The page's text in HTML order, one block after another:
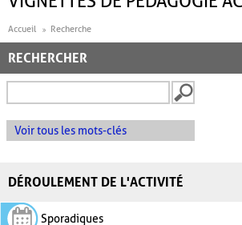
Accueil Recherche
RECHERCHER
Voir tous les mots-clés
DÉROULEMENT DE L'ACTIVITÉ
Sporadiques